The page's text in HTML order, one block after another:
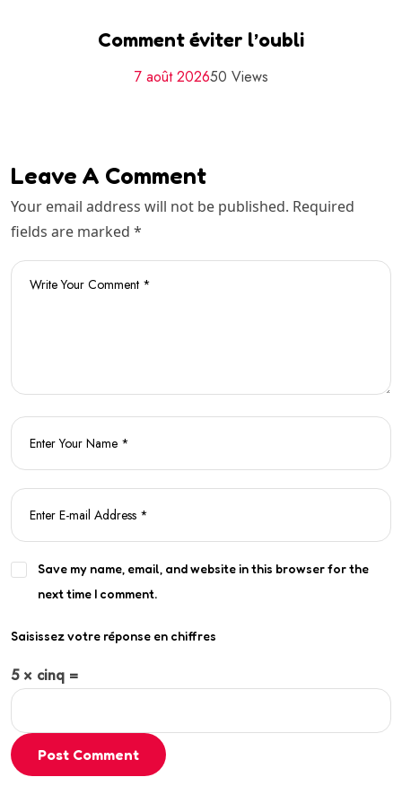
Comment éviter l’oubli
7 août 202650 Views
Leave A Comment
Your email address will not be published. Required
fields are marked *
Save my name, email, and website in this browser for the
next time I comment.
Saisissez votre réponse en chiffres
5 × cinq =
Post Comment